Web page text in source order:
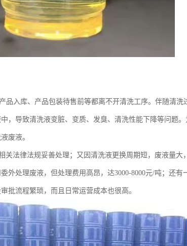
品入库、产品包装待售前等都离不开清洗工序。伴随清洗
，导致清洗液变脏、变质、发臭、清洗性能下降等问题
废液。
关法律法规妥善处理；又因清洗液更换周期短，废液量大
外处理废液，但处理费用高昂，达3000-8000元/吨；还有
批流程繁琐，而且日常运营成本也很高。